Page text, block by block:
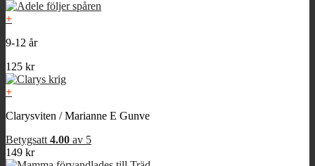
+
9-12 år
125 kr
+
Clarysviten / Marianne E Gunve
Betygsatt 4.00 av 5
149 kr